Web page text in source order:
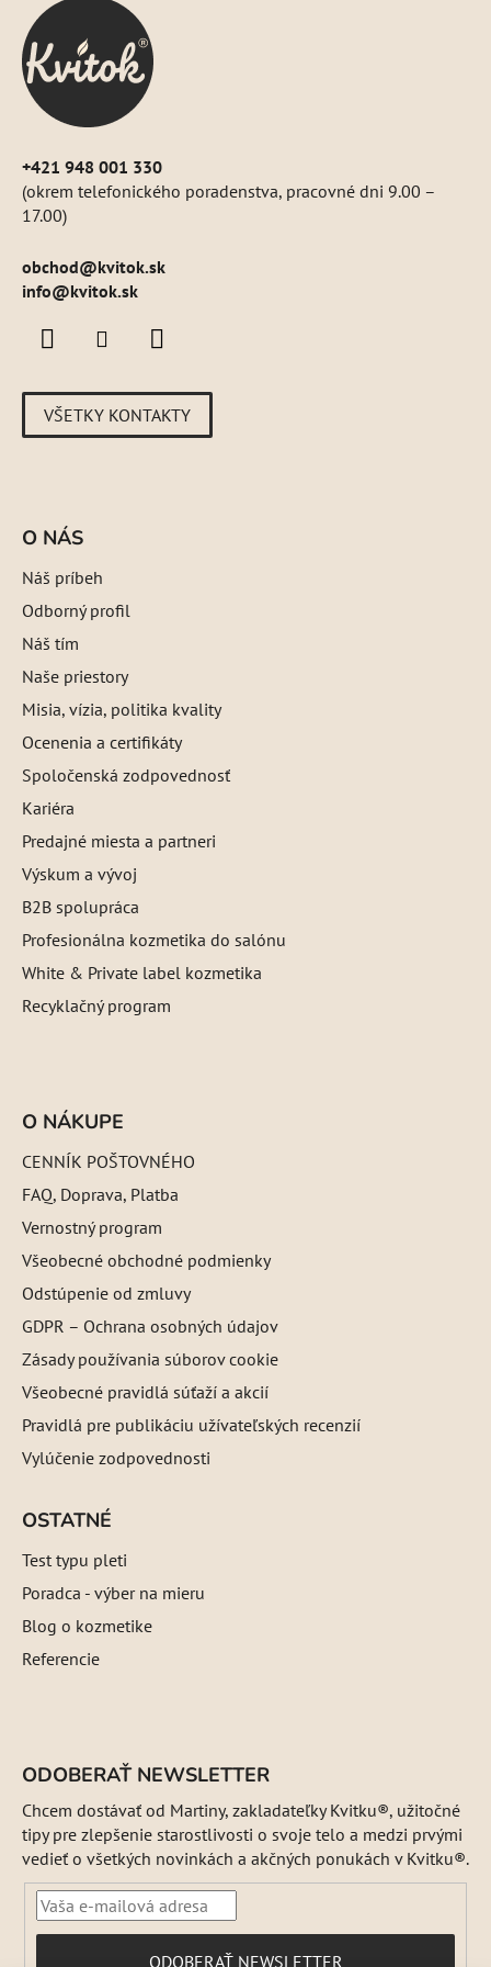
+421 948 001 330
(okrem telefonického poradenstva, pracovné dni 9.00 –
17.00)
obchod@kvitok.sk
info@kvitok.sk
VŠETKY KONTAKTY
O NÁS
Náš príbeh
Odborný profil
Náš tím
Naše priestory
Misia, vízia, politika kvality
Ocenenia a certifikáty
Spoločenská zodpovednosť
Kariéra
Predajné miesta a partneri
Výskum a vývoj
B2B spolupráca
Profesionálna kozmetika do salónu
White & Private label kozmetika
Recyklačný program
O NÁKUPE
CENNÍK POŠTOVNÉHO
FAQ, Doprava, Platba
Vernostný program
Všeobecné obchodné podmienky
Odstúpenie od zmluvy
GDPR – Ochrana osobných údajov
Zásady používania súborov cookie
Všeobecné pravidlá súťaží a akcií
Pravidlá pre publikáciu užívateľských recenzií
Vylúčenie zodpovednosti
OSTATNÉ
Test typu pleti
Poradca - výber na mieru
Blog o kozmetike
Referencie
ODOBERAŤ NEWSLETTER
Chcem dostávať od Martiny, zakladateľky Kvitku®, užitočné
tipy pre zlepšenie starostlivosti o svoje telo a medzi prvými
vedieť o všetkých novinkách a akčných ponukách v Kvitku®.
PRIHLÁSIŤ
ODOBERAŤ NEWSLETTER